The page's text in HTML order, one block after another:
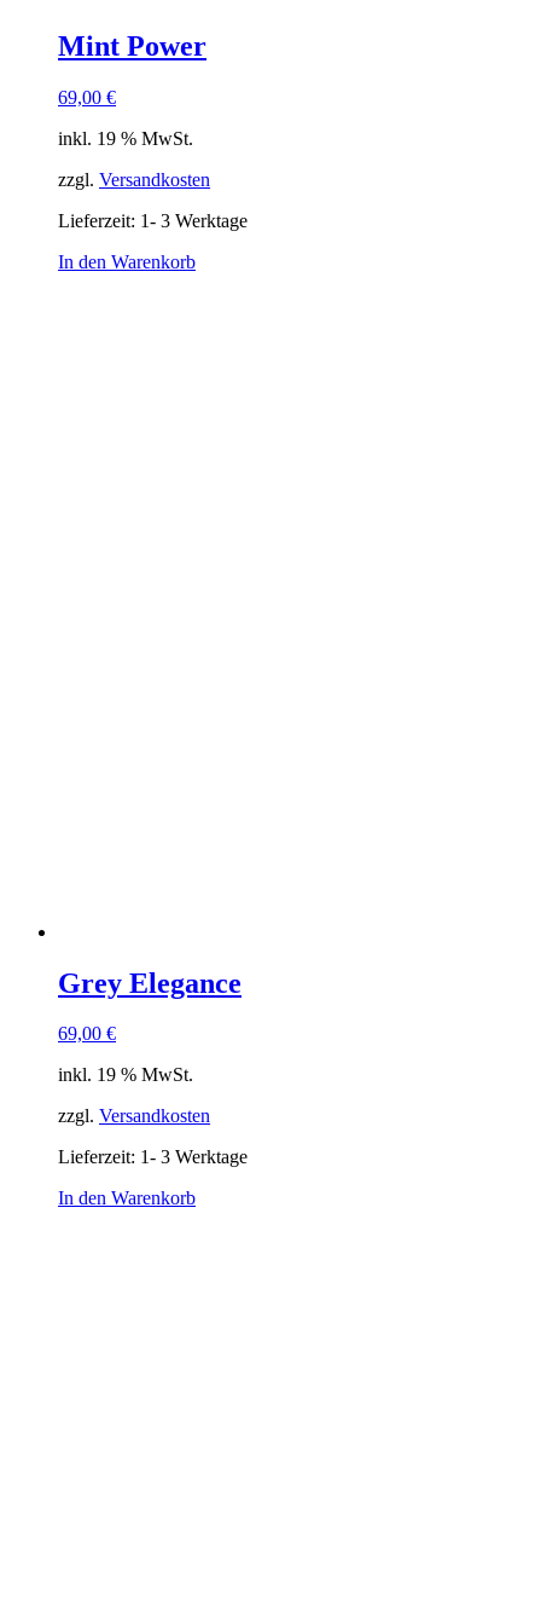
Mint Power
69,00 €
inkl. 19 % MwSt.
zzgl. Versandkosten
Lieferzeit: 1- 3 Werktage
In den Warenkorb
Grey Elegance
69,00 €
inkl. 19 % MwSt.
zzgl. Versandkosten
Lieferzeit: 1- 3 Werktage
In den Warenkorb